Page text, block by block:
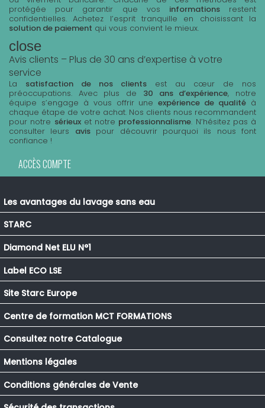
protégée pour garantir que vos informationsrestent
confidentielles. Achetez l’esprit tranquille en choisissant la
solution de paiement qui vous convient le mieux.
close
Avis clients – Plus de 30 ans d’expertise à votre
service
La satisfaction de nos clients est au cœur de nos
préoccupations. Avec plus de 30 ans d’expérience, notre
équipe s’engage à vous offrir uneexpérience de qualité à
chaque étape de votre achat. Nos clients nous recommandent
pour notre sérieuxet notre professionnalisme. N’hésitez pas à
consulter leurs avispour découvrir pourquoi ils nous font
confiance !
ACCÈS COMPTE
Les avantages du lavage sans eau
STARC
Diamond Net ELU N°1
Label ECO LSE
Site Starc Europe
Centre de formation MCT FORMATIONS
Consultez notre Catalogue
Mentions légales
Conditions générales de Vente